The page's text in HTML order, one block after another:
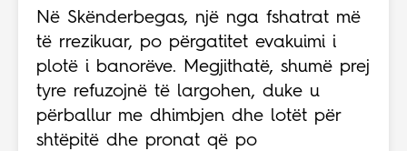
Në Skënderbegas, një nga fshatrat më
të rrezikuar, po përgatitet evakuimi i
plotë i banorëve. Megjithatë, shumë prej
tyre refuzojnë të largohen, duke u
përballur me dhimbjen dhe lotët për
shtëpitë dhe pronat që po